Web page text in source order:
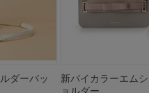
ダーバッ
新バイカラーエム